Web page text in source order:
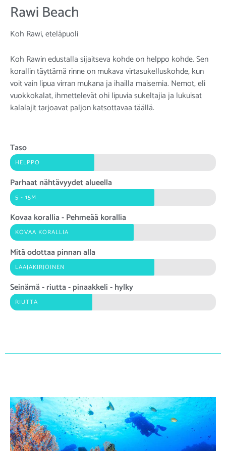
Rawi Beach
Koh Rawi, eteläpuoli
Koh Rawin edustalla sijaitseva kohde on helppo kohde. Sen
korallin täyttämä rinne on mukava virtasukelluskohde, kun
voit vain lipua virran mukana ja ihailla maisemia. Nemot, eli
vuokkokalat, ihmettelevät ohi lipuvia sukeltajia ja lukuisat
kalalajit tarjoavat paljon katsottavaa täällä.
Taso
HELPPO
Parhaat nähtävyydet alueella
5 - 15M
Kovaa korallia - Pehmeää korallia
KOVAA KORALLIA
Mitä odottaa pinnan alla
LAAJAKIRJOINEN
Seinämä - riutta - pinaakkeli - hylky
RIUTTA